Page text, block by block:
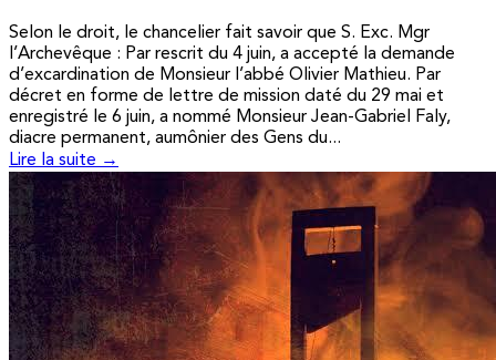
Selon le droit, le chancelier fait savoir que S. Exc. Mgr
l’Archevêque : Par rescrit du 4 juin, a accepté la demande
d’excardination de Monsieur l’abbé Olivier Mathieu. Par
décret en forme de lettre de mission daté du 29 mai et
enregistré le 6 juin, a nommé Monsieur Jean-Gabriel Faly,
diacre permanent, aumônier des Gens du...
Lire la suite →